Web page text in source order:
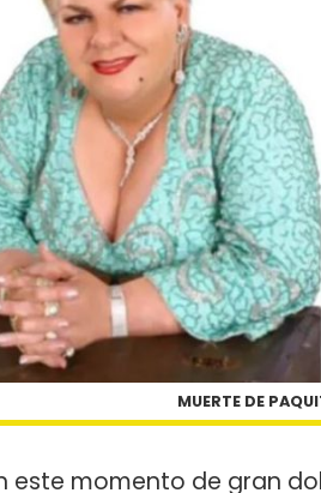
MUERTE DE
este momento de gran